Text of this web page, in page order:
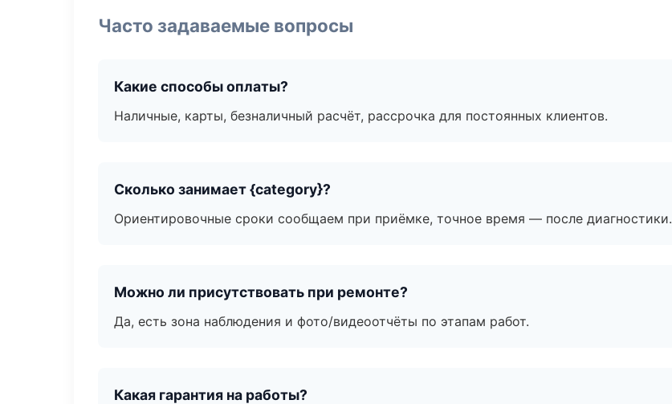
Часто задаваемые вопросы
Какие способы оплаты?
Наличные, карты, безналичный расчёт, рассрочка для постоянных клиентов.
Сколько занимает {category}?
Ориентировочные сроки сообщаем при приёмке, точное время — после диагностики.
Можно ли присутствовать при ремонте?
Да, есть зона наблюдения и фото/видеоотчёты по этапам работ.
Какая гарантия на работы?